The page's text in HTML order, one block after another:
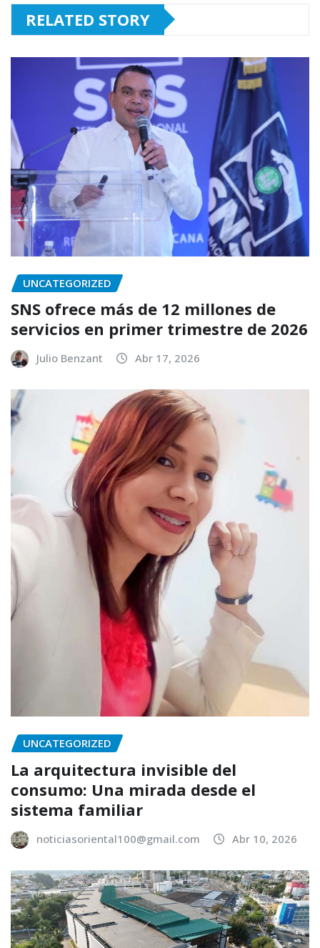
RELATED STORY
UNCATEGORIZED
SNS ofrece más de 12 millones de
servicios en primer trimestre de 2026
Julio Benzant Abr 17, 2026
UNCATEGORIZED
La arquitectura invisible del
consumo: Una mirada desde el
sistema familiar
noticiasoriental100@gmail.com Abr 10, 2026